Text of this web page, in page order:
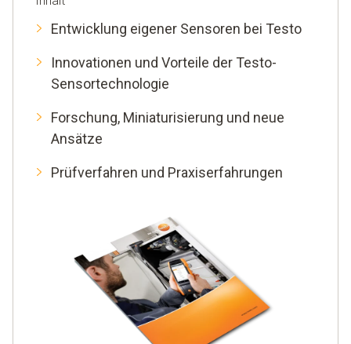
Entwicklung eigener Sensoren bei Testo
Innovationen und Vorteile der Testo-
Sensortechnologie
Forschung, Miniaturisierung und neue
Ansätze
Prüfverfahren und Praxiserfahrungen